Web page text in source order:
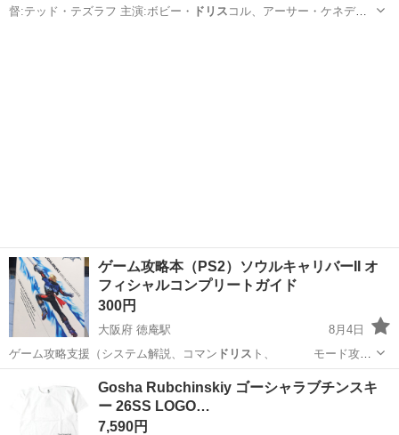
督:テッド・テズラフ 主演:ボビー・ ドリス コル、アーサー・ケネデ
ゲーム攻略本（PS2）ソウルキャリバーII オ
フィシャルコンプリートガイド
300円
大阪府 徳庵駅
8月4日
ゲーム攻略支援（システム解説、コマン ドリス ト、 モード攻
略、対戦テクニッ…
ゲーム攻略本
Gosha Rubchinskiy ゴーシャラブチンスキ
ー 26SS LOGO…
7,590円